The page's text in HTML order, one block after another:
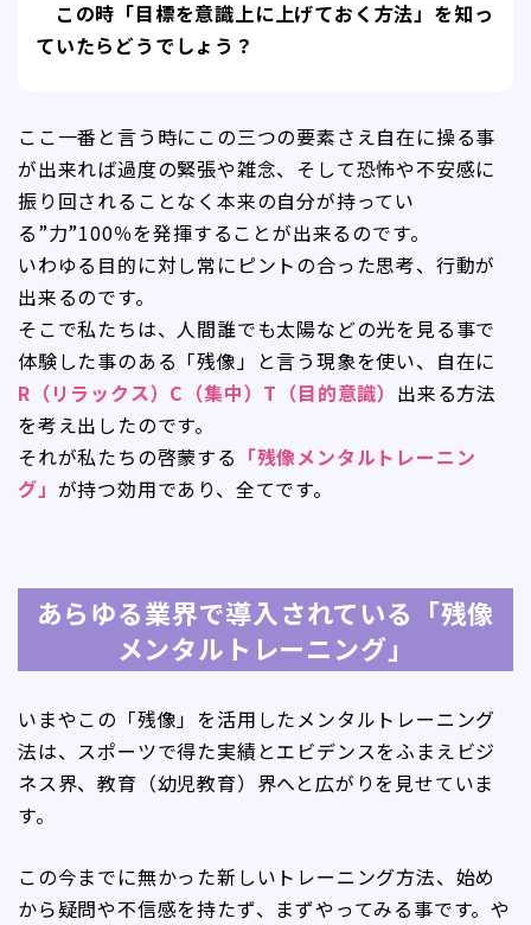
この時「目標を意識上に上げておく方法」を知っ
ていたらどうでしょう？
ここ一番と言う時にこの三つの要素さえ自在に操る事
が出来れば過度の緊張や雑念、そして恐怖や不安感に
振り回されることなく本来の自分が持ってい
る”力”100％を発揮することが出来るのです。
いわゆる目的に対し常にピントの合った思考、行動が
出来るのです。
そこで私たちは、人間誰でも太陽などの光を見る事で
体験した事のある「残像」と言う現象を使い、自在に
R（リラックス）C（集中）T（目的意識） 出来る方法
を考え出したのです。
それが私たちの啓蒙する 「残像メンタルトレーニン
グ」 が持つ効用であり、全てです。
あらゆる業界で導入されている「残像
メンタルトレーニング」
いまやこの「残像」を活用したメンタルトレーニング
法は、スポーツで得た実績とエビデンスをふまえビジ
ネス界、教育（幼児教育）界へと広がりを見せていま
す。
この今までに無かった新しいトレーニング方法、始め
から疑問や不信感を持たず、まずやってみる事です。や